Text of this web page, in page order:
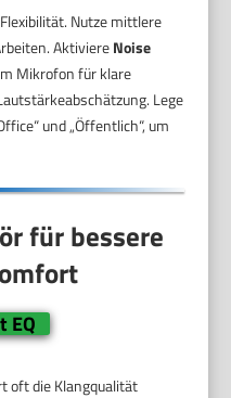
Nutze mittlere
AktiviereNoise
Mikrofon für klare
Lege
und „Öffentlich“, um
für bessere
EQ
oft die Klangqualität